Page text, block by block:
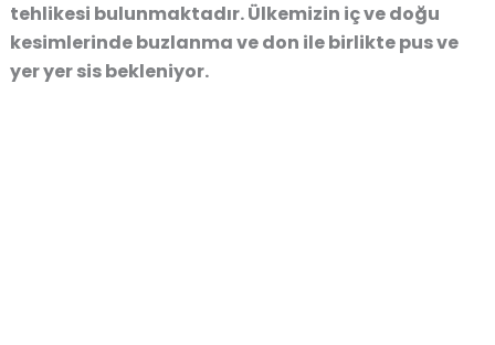
tehlikesi bulunmaktadır. Ülkemizin iç ve doğu
kesimlerinde buzlanma ve don ile birlikte pus ve
yer yer sis bekleniyor.